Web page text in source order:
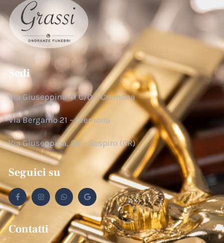
Sedi
Via Giuseppina 41 C/D – Cremona
Via Bergamo 21 – Cremona
Via Giuseppina, 80 – Sospiro (CR)
Seguici su
Contatti